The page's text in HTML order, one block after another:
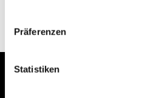
Präferenzen
Statistiken